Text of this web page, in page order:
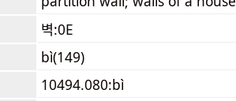
벽:0E
bì(149)
10494.080:bì